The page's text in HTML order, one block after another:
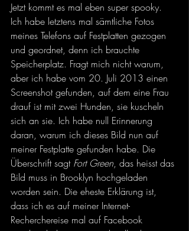
Jetzt kommt es mal eben super spooky.
Ich habe letztens mal sämtliche Fotos
meines Telefons auf Festplatten gezogen
und geordnet, denn ich brauchte
Speicherplatz. Fragt mich nicht warum,
aber ich habe vom 20. Juli 2013 einen
Screenshot gefunden, auf dem eine Frau
drauf ist mit zwei Hunden, sie kuscheln
sich an sie. Ich habe null Erinnerung
daran, warum ich dieses Bild nun auf
meiner Festplatte gefunden habe. Die
Überschrift sagt Fort Green, das heisst das
Bild muss in Brooklyn hochgeladen
worden sein. Die eheste Erklärung ist,
dass ich es auf meiner Internet-
Recherchereise mal auf Facebook